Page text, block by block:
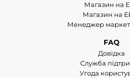
Магазин на
Магазин на
Менеджер
FAQ
Довідка
Служба
Угода